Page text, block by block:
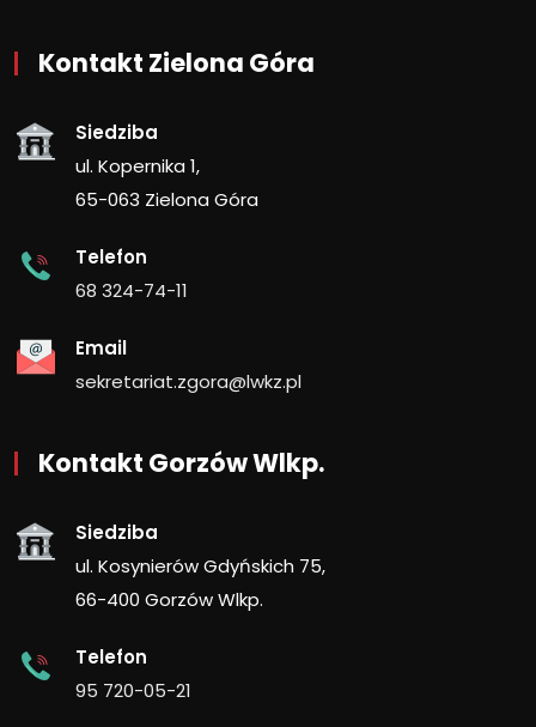
Kontakt Zielona Góra
Siedziba
ul. Kopernika 1,
65-063 Zielona Góra
Telefon
68 324-74-11
Email
sekretariat.zgora@lwkz.pl
Kontakt Gorzów Wlkp.
Siedziba
ul. Kosynierów Gdyńskich 75,
66-400 Gorzów Wlkp.
Telefon
95 720-05-21